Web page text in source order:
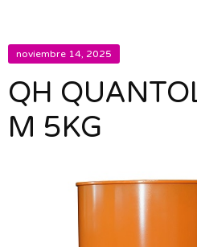
noviembre 14, 2025
QH
M 5KG